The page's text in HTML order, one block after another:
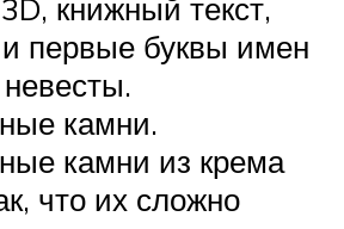
книжный текст,
и первые буквы имен
камни.
камни из крема
что их сложно